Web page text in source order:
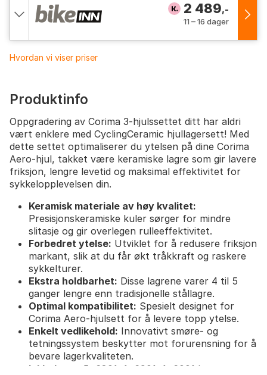
2 489,-
11 – 16 dager
Hvordan vi viser priser
Produktinfo
Oppgradering av Corima 3-hjulssettet ditt har aldri
vært enklere med CyclingCeramic hjullagersett! Med
dette settet optimaliserer du ytelsen på dine Corima
Aero-hjul, takket være keramiske lagre som gir lavere
friksjon, lengre levetid og maksimal effektivitet for
sykkelopplevelsen din.
Keramisk materiale av høy kvalitet:
Presisjonskeramiske kuler sørger for mindre
slitasje og gir overlegen rulleeffektivitet.
Forbedret ytelse: Utviklet for å redusere friksjon
markant, slik at du får økt tråkkraft og raskere
sykkelturer.
Ekstra holdbarhet: Disse lagrene varer 4 til 5
ganger lengre enn tradisjonelle stållagre.
Optimal kompatibilitet: Spesielt designet for
Corima Aero-hjulsett for å levere topp ytelse.
Enkelt vedlikehold: Innovativt smøre- og
tetningssystem beskytter mot forurensning for å
bevare lagerkvaliteten.
Inkluderer:
5x6801, 1x6901, 1x6001 lagre,